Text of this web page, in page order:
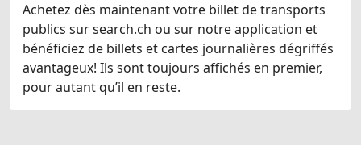
Achetez dès maintenant votre billet de transports
publics sur search.ch ou sur notre application et
bénéficiez de billets et cartes journalières dégriffés
avantageux! Ils sont toujours affichés en premier,
pour autant qu’il en reste.